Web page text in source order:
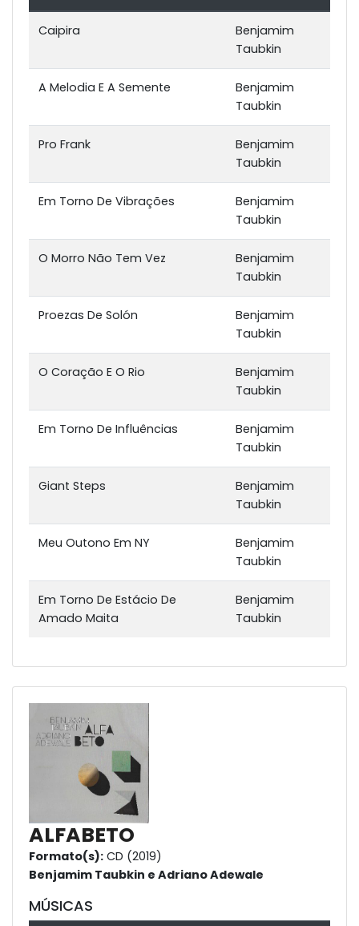
Caipira
Benjamim
Taubkin
A Melodia E A Semente
Benjamim
Taubkin
Pro Frank
Benjamim
Taubkin
Em Torno De Vibrações
Benjamim
Taubkin
O Morro Não Tem Vez
Benjamim
Taubkin
Proezas De Solón
Benjamim
Taubkin
O Coração E O Rio
Benjamim
Taubkin
Em Torno De Influências
Benjamim
Taubkin
Giant Steps
Benjamim
Taubkin
Meu Outono Em NY
Benjamim
Taubkin
Em Torno De Estácio De
Amado Maita
Benjamim
Taubkin
ALFABETO
Formato(s): CD (2019)
Benjamim Taubkin e Adriano Adewale
MÚSICAS